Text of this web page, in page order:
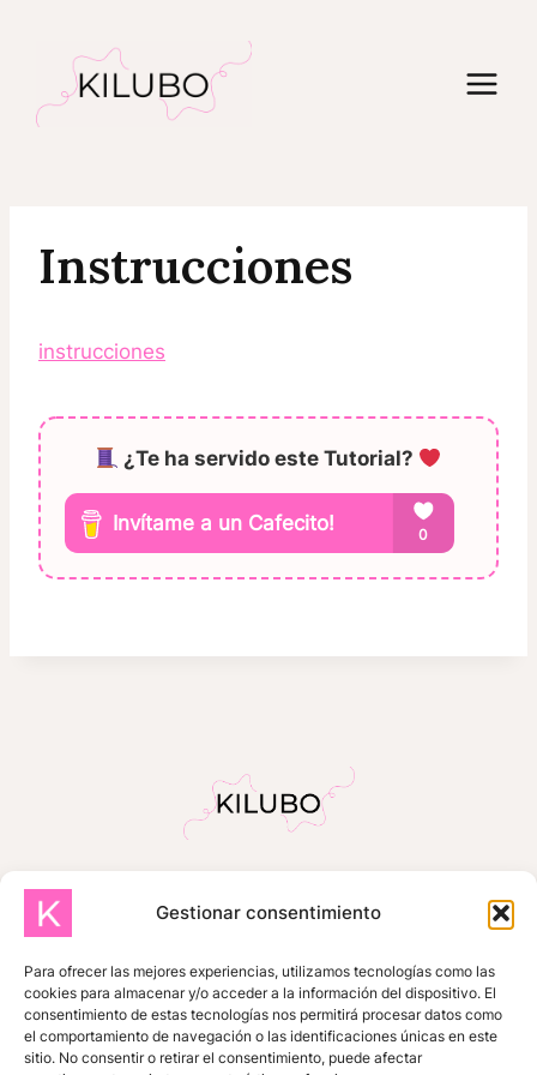
Gestionar consentimiento
Para ofrecer las mejores experiencias, utilizamos tecnologías como las
cookies para almacenar y/o acceder a la información del dispositivo. El
consentimiento de estas tecnologías nos permitirá procesar datos como
el comportamiento de navegación o las identificaciones únicas en este
sitio. No consentir o retirar el consentimiento, puede afectar
contenido
Instrucciones
instrucciones
¿Te ha servido este Tutorial?
INICIO SOBRE MÍ
TIENDA
TUTORIALES GRATUITOS
ZONA DE SUSCRIPTORES
MIS COMPRAS
CONTACTO